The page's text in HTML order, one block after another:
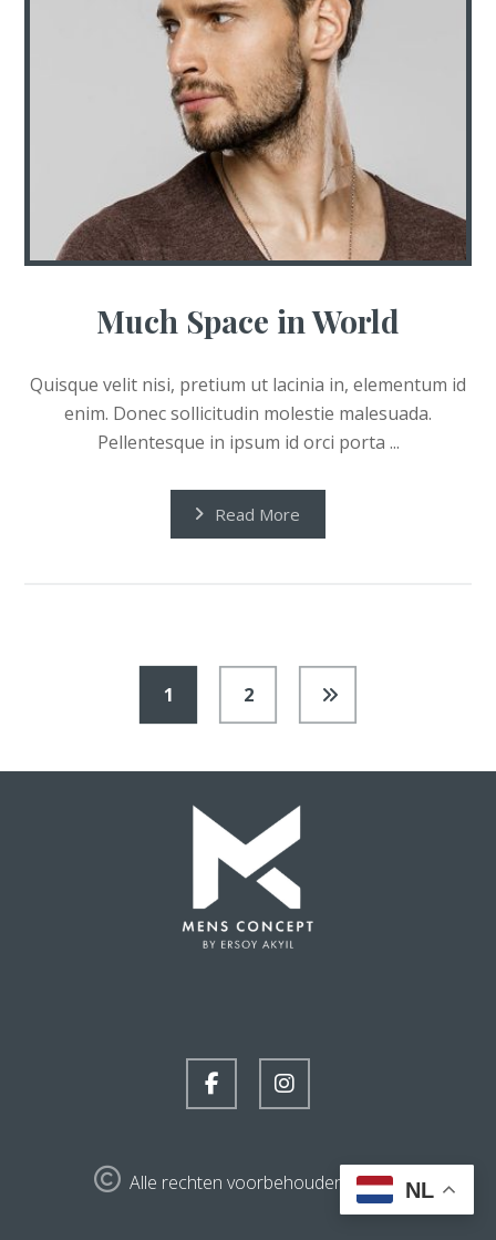
Much Space in World
Quisque velit nisi, pretium ut lacinia in, elementum id
enim. Donec sollicitudin molestie malesuada.
Pellentesque in ipsum id orci porta ...
Read More
1 2
Alle rechten voorbehouden | 2024 NL